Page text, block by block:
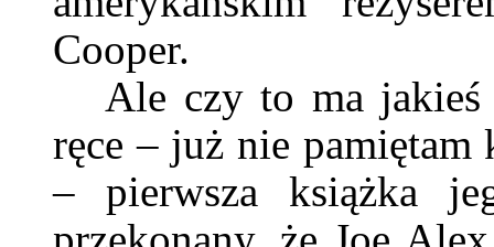
Cooper.
Ale czy to ma jakieś
ręce – już nie
– pierwsza książka